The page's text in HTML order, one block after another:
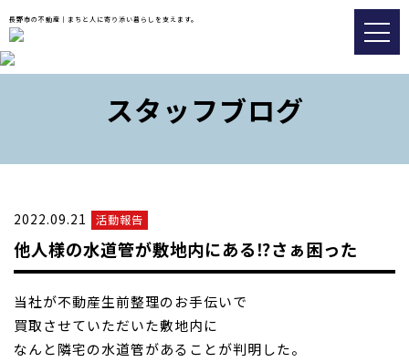
長野市の不動産｜まちと人に寄り添い暮らしを支えます。
026-217-8533
おすすめ物件
スタッフブログ
アクセス
スタッフブログ
2022.09.21 活動報告
他人様の水道管が敷地内にある⁉さぁ困った
当社が不動産生前整理のお手伝いで
買取させていただいた敷地内に
なんと隣宅の水道管があることが判明した。